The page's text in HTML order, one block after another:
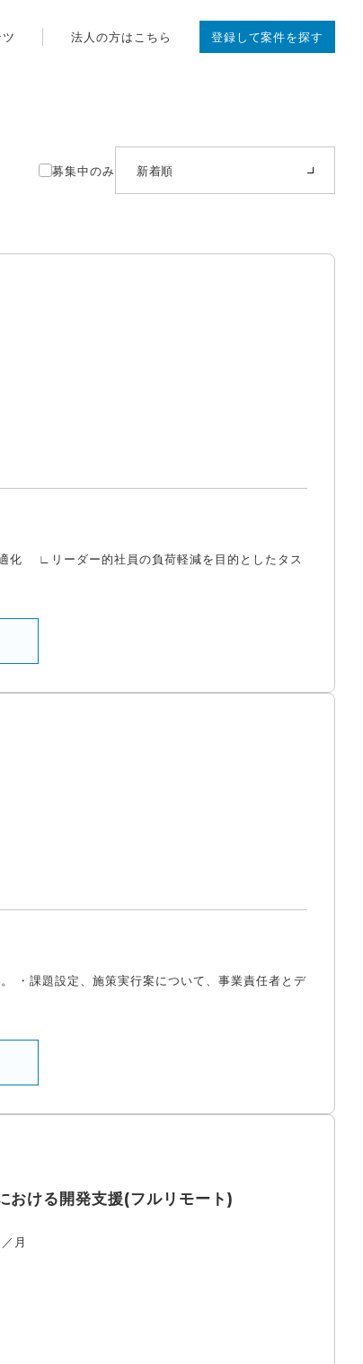
法人の方はこちら 登録して案件を探す
募集中のみ 新着順
∟リーダー的社員の負荷軽減を目的としたタス
・課題設定、施策実行案について、事業責任者とデ
ける開発支援(フルリモート)
月